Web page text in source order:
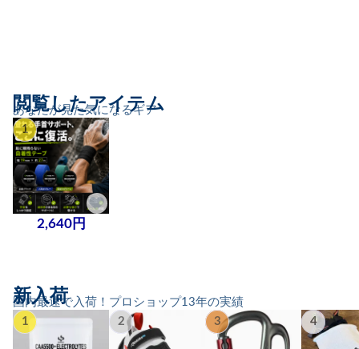
あなたが見た気になるギア
閲覧したアイテム
1
2,640円
国内最速で入荷！プロショップ13年の実績
新入荷
1 2 3 4